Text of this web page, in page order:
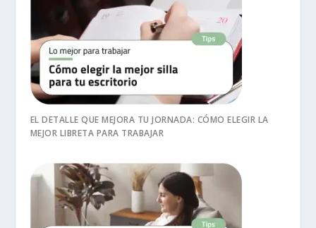
EL DETALLE QUE MEJORA TU JORNADA: CÓMO ELEGIR LA
MEJOR LIBRETA PARA TRABAJAR